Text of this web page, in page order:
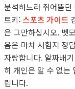
분석하느라 쥐어뜯
트키:스포츠 가이드
은 그만하십시오. 벳
음은 마치 시험지 정
자랑합니다. 알짜배
히 개인은 알 수 없는
립니다.